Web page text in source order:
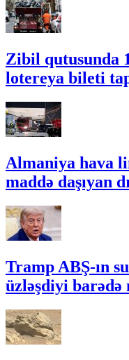
Zibil qutusunda
lotereya bileti
Almaniya hava
maddə daşıyan
Tramp ABŞ-ın
üzləşdiyi barədə